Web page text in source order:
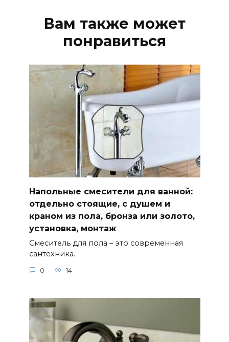
Вам также может
понравиться
Напольные смесители для ванной:
отдельно стоящие, с душем и
краном из пола, бронза или золото,
установка, монтаж
Смеситель для пола – это современная
сантехника.
0 14